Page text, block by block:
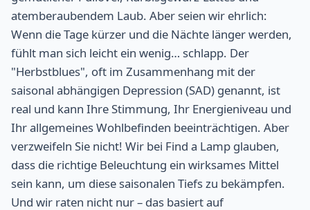
atemberaubendem Laub. Aber seien wir ehrlich:
Wenn die Tage kürzer und die Nächte länger werden,
fühlt man sich leicht ein wenig… schlapp. Der
"Herbstblues", oft im Zusammenhang mit der
saisonal abhängigen Depression (SAD) genannt, ist
real und kann Ihre Stimmung, Ihr Energieniveau und
Ihr allgemeines Wohlbefinden beeinträchtigen. Aber
verzweifeln Sie nicht! Wir bei Find a Lamp glauben,
dass die richtige Beleuchtung ein wirksames Mittel
sein kann, um diese saisonalen Tiefs zu bekämpfen.
Und wir raten nicht nur – das basiert auf